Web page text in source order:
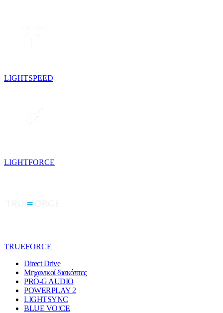
LIGHTSPEED
LIGHTFORCE
TRUEFORCE
Direct Drive
Μηχανικοί διακόπτες
PRO-G AUDIO
POWERPLAY 2
LIGHTSYNC
BLUE VO!CE